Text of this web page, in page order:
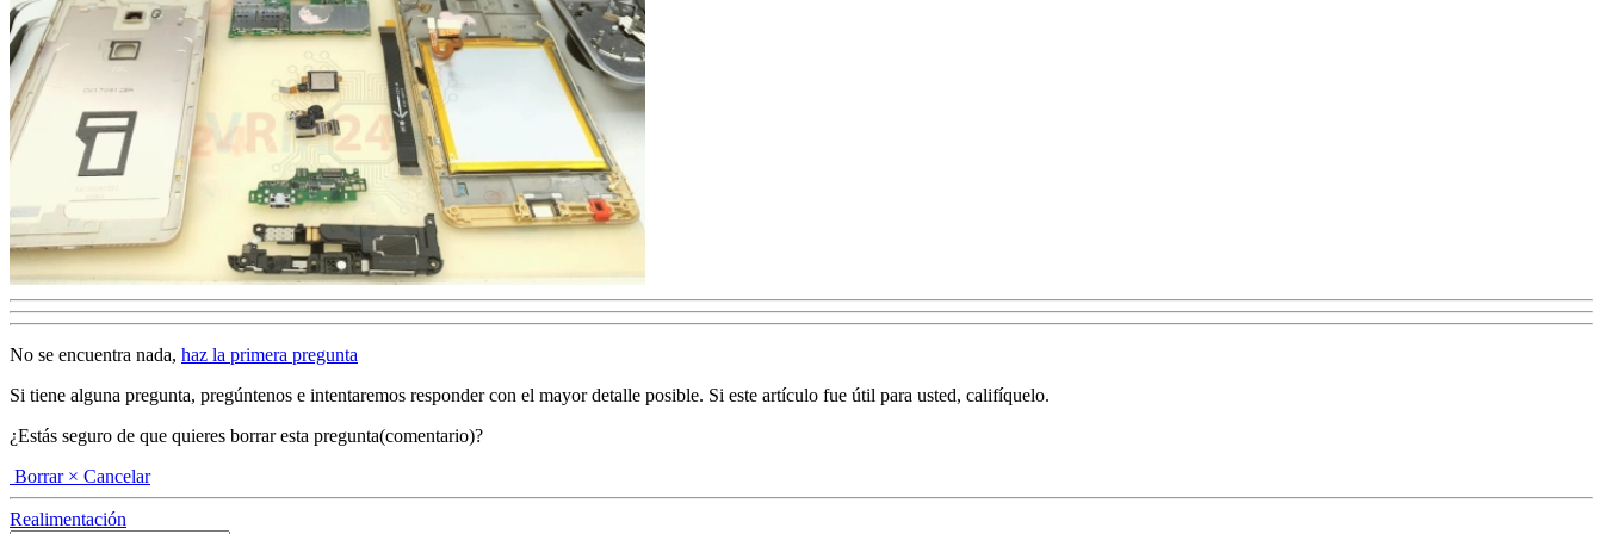
No se encuentra nada, haz la primera pregunta
Si tiene alguna pregunta, pregúntenos e intentaremos responder con el mayor detalle posible. Si este artículo fue útil para usted, califíquelo.
¿Estás seguro de que quieres borrar esta pregunta(comentario)?
Borrar × Cancelar
Realimentación